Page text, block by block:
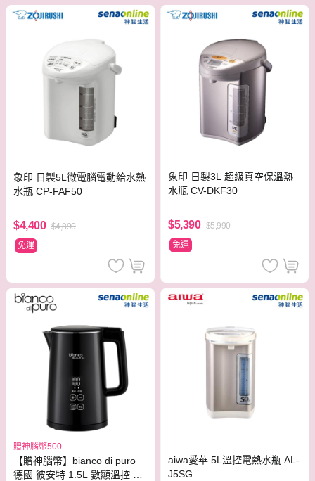
象印 日製5L微電腦電動給水熱
水瓶 CP-FAF50
$4,400 $4,890
免運
象印 日製3L 超級真空保溫熱
水瓶 CV-DKF30
$5,390 $5,990
免運
贈神腦幣500
【贈神腦幣】bianco di puro
德國 彼安特 1.5L 數顯溫控 電
aiwa愛華 5L溫控電熱水瓶 AL-
J5SG